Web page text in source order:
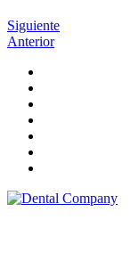
Siguiente
Anterior